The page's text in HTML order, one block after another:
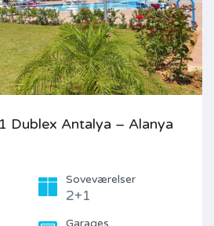
Dublex Antalya – Alanya
Soveværelser
2+1
Garages